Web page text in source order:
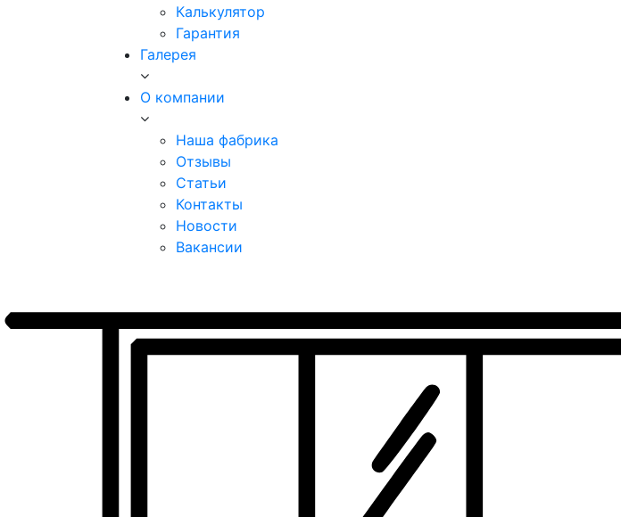
Калькулятор
Гарантия
Галерея
О компании
Наша фабрика
Отзывы
Статьи
Контакты
Новости
Вакансии